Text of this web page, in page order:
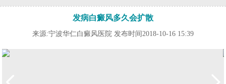
发病白癜风多久会扩散
来源:宁波华仁白癜风医院 发布时间2018-10-16 15:39